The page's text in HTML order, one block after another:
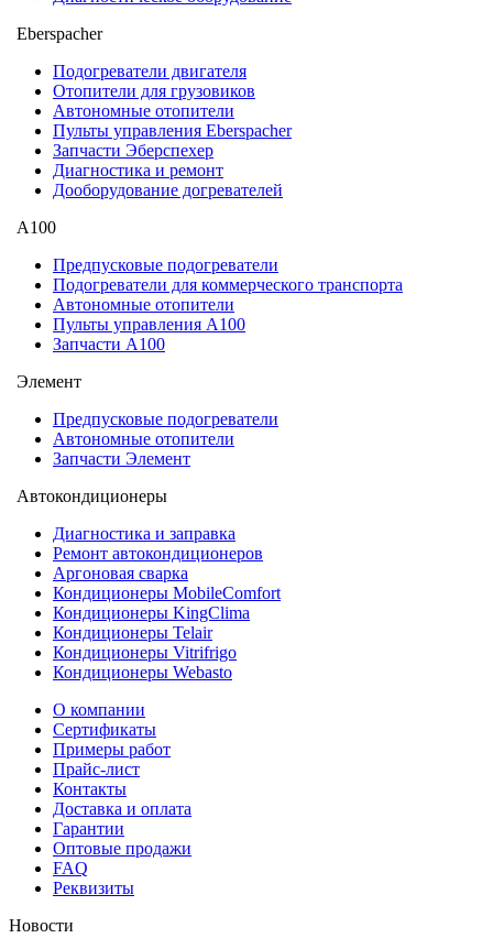
Eberspacher
Подогреватели двигателя
Отопители для грузовиков
Автономные отопители
Пульты управления Eberspacher
Запчасти Эберспехер
Диагностика и ремонт
Дооборудование догревателей
А100
Предпусковые подогреватели
Подогреватели для коммерческого транспорта
Автономные отопители
Пульты управления A100
Запчасти А100
Элемент
Предпусковые подогреватели
Автономные отопители
Запчасти Элемент
Автокондиционеры
Диагностика и заправка
Ремонт автокондиционеров
Аргоновая сварка
Кондиционеры MobileComfort
Кондиционеры KingClima
Кондиционеры Telair
Кондиционеры Vitrifrigo
Кондиционеры Webasto
О компании
Сертификаты
Примеры работ
Прайс-лист
Контакты
Доставка и оплата
Гарантии
Оптовые продажи
FAQ
Реквизиты
Новости